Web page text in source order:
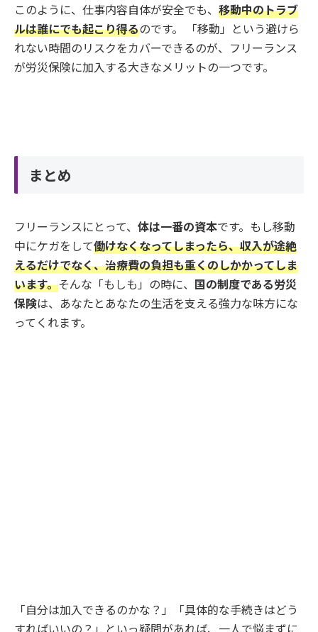
このように、仕事内容自体が安全でも、 移動中のトラブ
ルは誰にでも起こり得るのです。 「移動」という避けら
れない時間のリスクをカバーできるのが、フリーランス
が労災保険に加入する大きなメリットの一つです。
まとめ
フリーランスにとって、 体は一番の資本です。もし移動
中にケガをして働けなくなってしまったら、収入が途絶
えるだけでなく、治療費の負担も重くのしかかってしま
います。そんな「もしも」の時に、 国の制度である労災
保険は、あなたとあなたの生活を支える強力な味方にな
ってくれます。
「自分は加入できるのかな？」「具体的な手続きはどう